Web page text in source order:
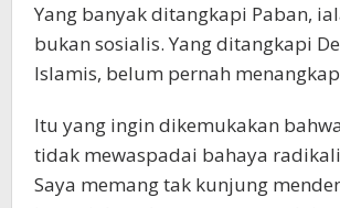
Yang banyak ditangkapi Paban,
bukan sosialis. Yang ditangkapi
Islamis, belum pernah
Itu yang ingin dikemukakan
tidak mewaspadai bahaya
Saya memang tak kunjung